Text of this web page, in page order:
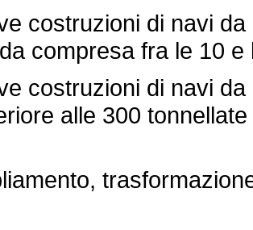
costruzioni di navi da
compresa fra le 10
costruzioni di navi da
alle 300